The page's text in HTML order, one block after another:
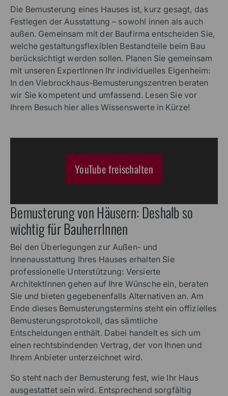
Die Bemusterung eines Hauses ist, kurz gesagt, das
Festlegen der Ausstattung – sowohl innen als auch
außen. Gemeinsam mit der Baufirma entscheiden Sie,
welche gestaltungsflexiblen Bestandteile beim Bau
berücksichtigt werden sollen. Planen Sie gemeinsam
mit unseren ExpertInnen Ihr individuelles Eigenheim:
In den Viebrockhaus-Bemusterungszentren beraten
wir Sie kompetent und umfassend. Lesen Sie vor
Ihrem Besuch hier alles Wissenswerte in Kürze!
YouTube freischalten
Bemusterung von Häusern: Deshalb so
wichtig für BauherrInnen
Bei den Überlegungen zur Außen- und
Innenausstattung Ihres Hauses erhalten Sie
professionelle Unterstützung: Versierte
ArchitektInnen gehen auf Ihre Wünsche ein, beraten
Sie und bieten gegebenenfalls Alternativen an. Am
Ende dieses Bemusterungstermins steht ein offizielles
Bemusterungsprotokoll, das sämtliche
Entscheidungen enthält. Dabei handelt es sich um
einen rechtsbindenden Vertrag, der von Ihnen und
Ihrem Anbieter unterzeichnet wird.
So steht nach der Bemusterung fest, wie Ihr Haus
ausgestattet sein wird. Entsprechend sorgfältig